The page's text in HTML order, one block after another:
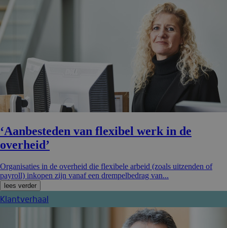
‘Aanbesteden van flexibel werk in de
overheid’
Organisaties in de overheid die flexibele arbeid (zoals uitzenden of
payroll) inkopen zijn vanaf een drempelbedrag van...
lees verder
Klantverhaal